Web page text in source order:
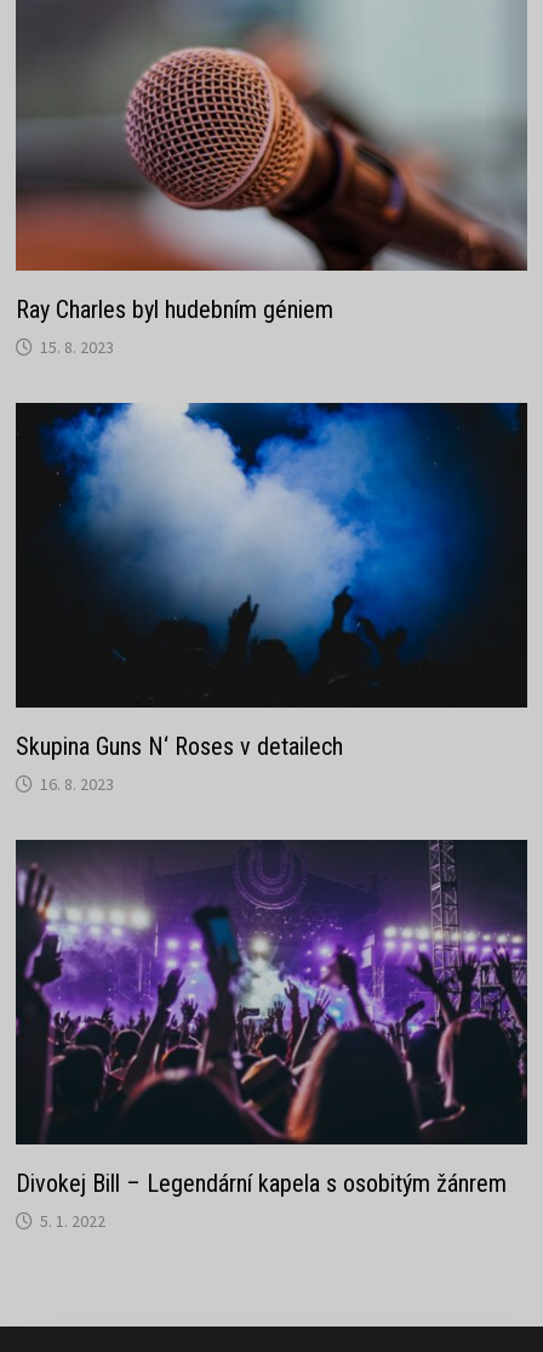
Ray Charles byl hudebním géniem
15. 8. 2023
Skupina Guns N‘ Roses v detailech
16. 8. 2023
Divokej Bill – Legendární kapela s osobitým žánrem
5. 1. 2022